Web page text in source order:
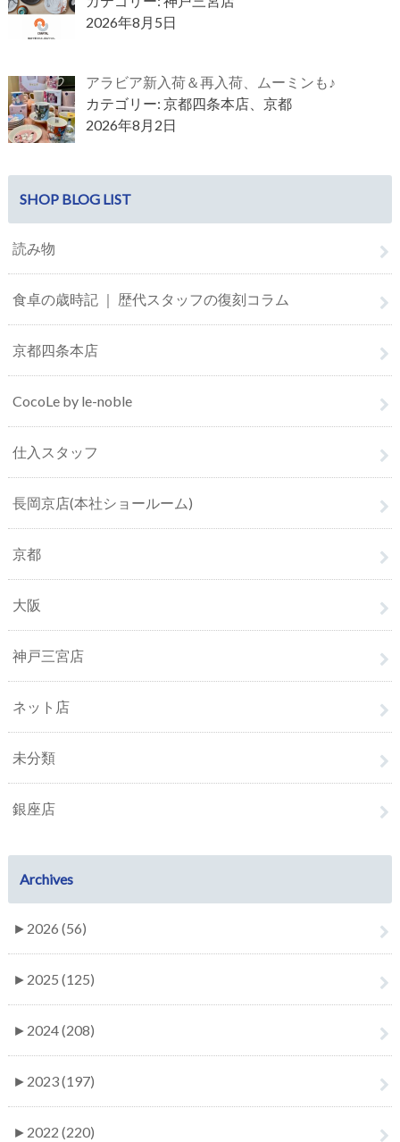
2026年8月5日
アラビア新入荷＆再入荷、ムーミンも♪
カテゴリー: 京都四条本店、京都
2026年8月2日
SHOP BLOG LIST
読み物
食卓の歳時記 ｜ 歴代スタッフの復刻コラム
京都四条本店
CocoLe by le-noble
仕入スタッフ
長岡京店(本社ショールーム)
京都
大阪
神戸三宮店
ネット店
未分類
銀座店
Archives
► 2026 (56)
► 2025 (125)
► 2024 (208)
► 2023 (197)
► 2022 (220)